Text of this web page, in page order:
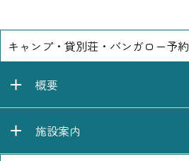
キャンプ・貸別荘・バンガロー予約
概要
施設案内